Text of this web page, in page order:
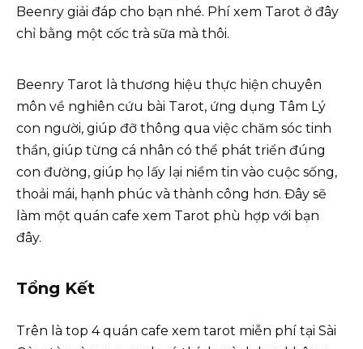
Beenry giải đáp cho bạn nhé. Phí xem Tarot ở đây
chỉ bằng một cốc trà sữa mà thôi.
Beenry Tarot là thương hiệu thực hiện chuyên
môn về nghiên cứu bài Tarot, ứng dụng Tâm Lý
con người, giúp đỡ thông qua việc chăm sóc tinh
thần, giúp từng cá nhân có thể phát triển đúng
con đường, giúp họ lấy lại niềm tin vào cuộc sống,
thoải mái, hạnh phúc và thành công hơn. Đây sẽ
làm một quán cafe xem Tarot phù hợp với bạn
đây.
Tổng Kết
Trên là top 4 quán cafe xem tarot miễn phí tại Sài